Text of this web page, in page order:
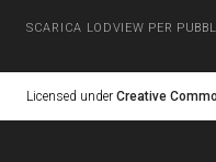
SCARICA LODVIEW PER
Licensed under Creative